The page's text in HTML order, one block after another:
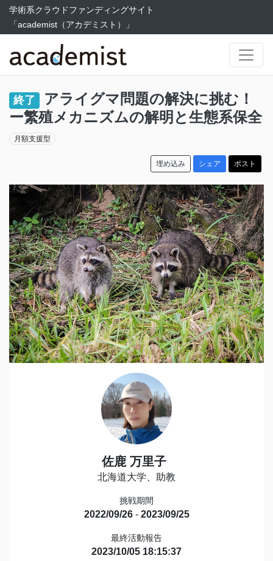
学術系クラウドファンディングサイト
「academist（アカデミスト）」
終了
アライグマ問題の解決に挑む！
ー繁殖メカニズムの解明と生態系保全
月額支援型
埋め込み シェア ポスト
佐鹿 万里子
北海道大学、助教
挑戦期間
2022/09/26- 2023/09/25
最終活動報告
2023/10/05 18:15:37